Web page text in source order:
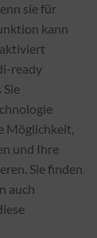
sie für
kann
ready
Möglichkeit,
und Ihre
Sie finden
auch